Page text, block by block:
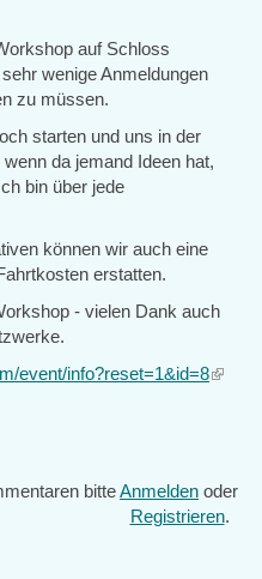
auf Schloss
wenige Anmeldungen
zu müssen.
starten und uns in der
da jemand Ideen hat,
bin über jede
können wir auch eine
erstatten.
- vielen Dank auch
event/info?reset=1&id=8(link
bitteAnmelden oder
Registrieren.